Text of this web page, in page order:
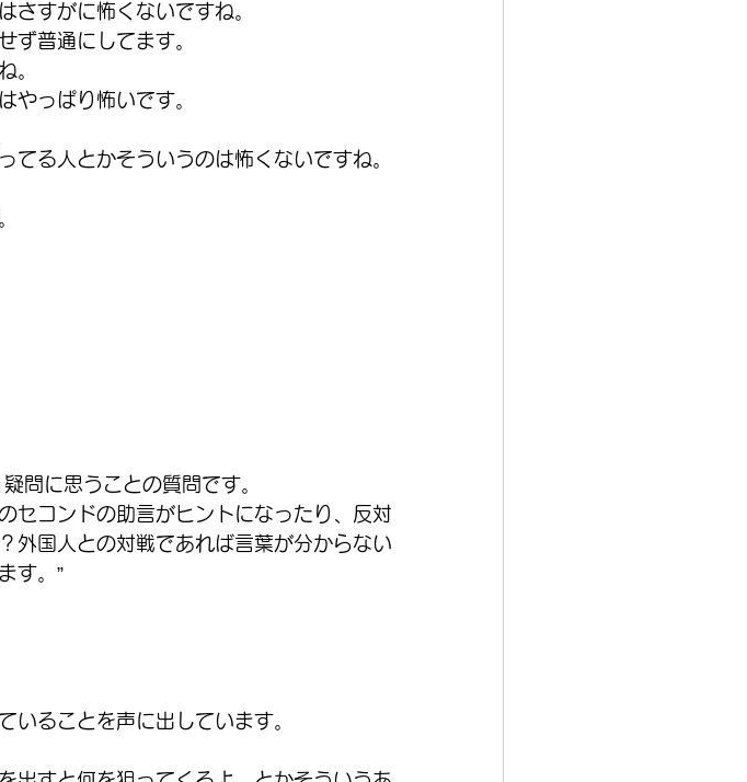
さすがに怖くないですね。
ず普通にしてます。
。
やっぱり怖いです。
てる人とかそういうのは怖くないですね。
問に思うことの質問です。
セコンドの助言がヒントになったり、反対
外国人との対戦であれば言葉が分からない
す。”
いることを声に出しています。